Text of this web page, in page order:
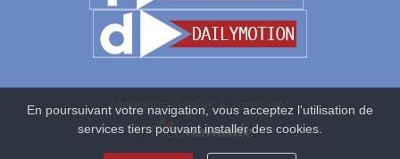
Mentions légales & copyright
En poursuivant votre navigation, vous acceptez l'utilisation de
services tiers pouvant installer des cookies.